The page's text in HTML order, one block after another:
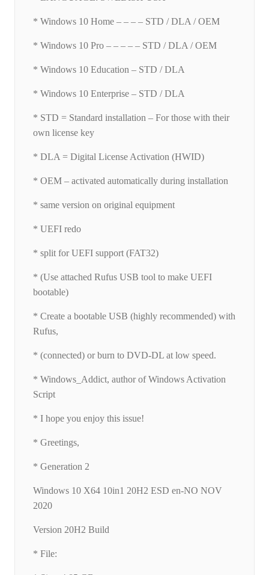
* Windows 10 Home – – – – STD / DLA / OEM
* Windows 10 Pro – – – – – STD / DLA / OEM
* Windows 10 Education – STD / DLA
* Windows 10 Enterprise – STD / DLA
* STD = Standard installation – For those with their
own license key
* DLA = Digital License Activation (HWID)
* OEM – activated automatically during installation
* same version on original equipment
* UEFI redo
* split for UEFI support (FAT32)
* (Use attached Rufus USB tool to make UEFI
bootable)
* Create a bootable USB (highly recommended) with
Rufus,
* (connected) or burn to DVD-DL at low speed.
* Windows_Addict, author of Windows Activation
Script
* I hope you enjoy this issue!
* Greetings,
* Generation 2
Windows 10 X64 10in1 20H2 ESD en-NO NOV
2020
Version 20H2 Build
* File: